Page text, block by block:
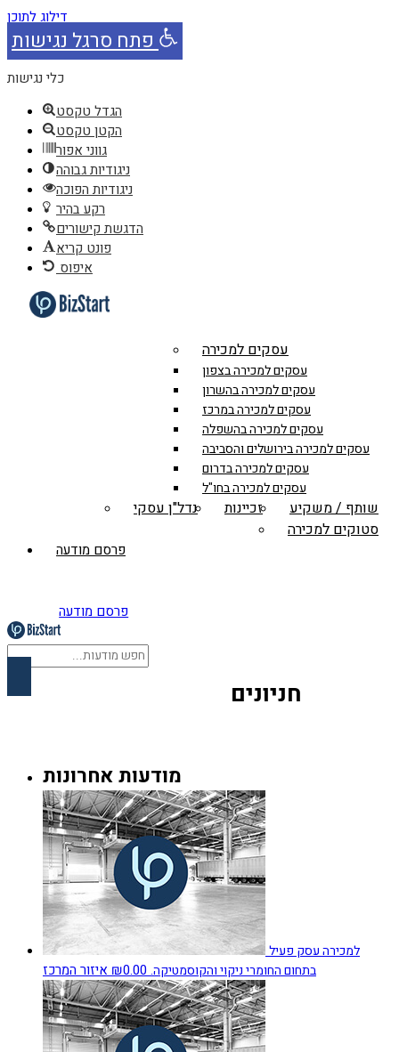
דילוג לתוכן
פתח סרגל נגישות
כלי נגישות
הגדל טקסט
הקטן טקסט
גווני אפור
ניגודיות גבוהה
ניגודיות הפוכה
רקע בהיר
הדגשת קישורים
פונט קריא
איפוס
עסקים למכירה
עסקים למכירה בצפון
עסקים למכירה בהשרון
עסקים למכירה במרכז
עסקים למכירה בהשפלה
עסקים למכירה בירושלים והסביבה
עסקים למכירה בדרום
עסקים למכירה בחו"ל
שותף / משקיע זכיינות
נדל"ן עסקי
סטוקים למכירה
פרסם מודעה
פרסם מודעה
חניונים
מודעות אחרונות
למכירה עסק פעיל
בתחום החומרי ניקוי והקוסמטיקה.₪0.00איזור המרכז